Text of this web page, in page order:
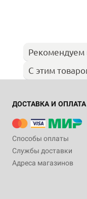
Рекомендуем
С этим
ДОСТАВКА И ОПЛАТА
Способы оплаты
Службы доставки
Адреса магазинов